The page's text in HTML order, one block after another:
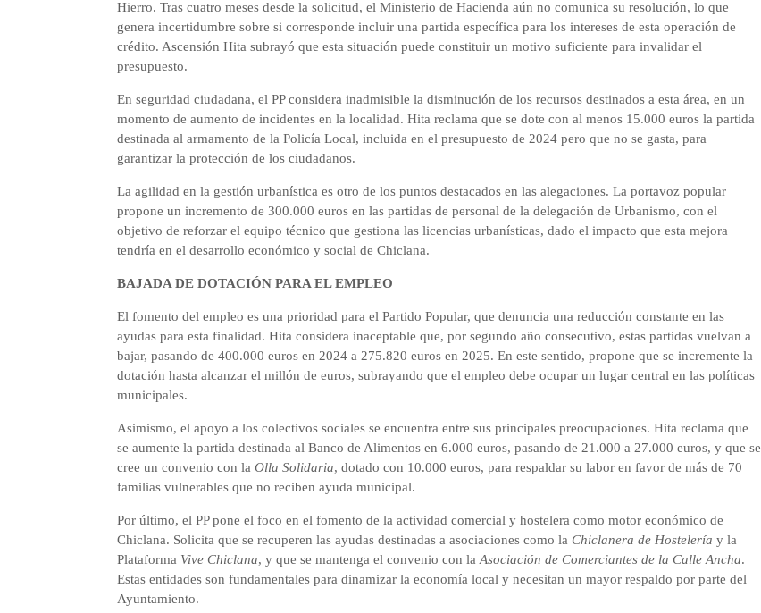
Hierro. Tras cuatro meses desde la solicitud, el Ministerio de Hacienda aún no comunica su resolución, lo que
genera incertidumbre sobre si corresponde incluir una partida específica para los intereses de esta operación de
crédito. Ascensión Hita subrayó que esta situación puede constituir un motivo suficiente para invalidar el
presupuesto.
En seguridad ciudadana, el PP considera inadmisible la disminución de los recursos destinados a esta área, en un
momento de aumento de incidentes en la localidad. Hita reclama que se dote con al menos 15.000 euros la partida
destinada al armamento de la Policía Local, incluida en el presupuesto de 2024 pero que no se gasta, para
garantizar la protección de los ciudadanos.
La agilidad en la gestión urbanística es otro de los puntos destacados en las alegaciones. La portavoz popular
propone un incremento de 300.000 euros en las partidas de personal de la delegación de Urbanismo, con el
objetivo de reforzar el equipo técnico que gestiona las licencias urbanísticas, dado el impacto que esta mejora
tendría en el desarrollo económico y social de Chiclana.
BAJADA DE DOTACIÓN PARA EL EMPLEO
El fomento del empleo es una prioridad para el Partido Popular, que denuncia una reducción constante en las
ayudas para esta finalidad. Hita considera inaceptable que, por segundo año consecutivo, estas partidas vuelvan a
bajar, pasando de 400.000 euros en 2024 a 275.820 euros en 2025. En este sentido, propone que se incremente la
dotación hasta alcanzar el millón de euros, subrayando que el empleo debe ocupar un lugar central en las políticas
municipales.
Asimismo, el apoyo a los colectivos sociales se encuentra entre sus principales preocupaciones. Hita reclama que
se aumente la partida destinada al Banco de Alimentos en 6.000 euros, pasando de 21.000 a 27.000 euros, y que se
cree un convenio con la Olla Solidaria, dotado con 10.000 euros, para respaldar su labor en favor de más de 70
familias vulnerables que no reciben ayuda municipal.
Por último, el PP pone el foco en el fomento de la actividad comercial y hostelera como motor económico de
Chiclana. Solicita que se recuperen las ayudas destinadas a asociaciones como la Chiclanera de Hostelería y la
Plataforma Vive Chiclana, y que se mantenga el convenio con la Asociación de Comerciantes de la Calle Ancha.
Estas entidades son fundamentales para dinamizar la economía local y necesitan un mayor respaldo por parte del
Ayuntamiento.